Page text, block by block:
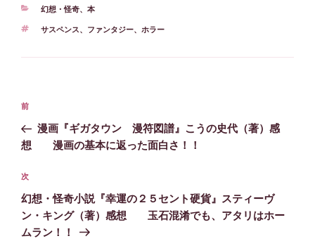
カ
ゴ
ー
幻想・怪奇、 本
タ
サスペンス、 ファンタジー、 ホラー
投
ナ
ゲ
ー
シ
ョ
前
の
投
前
漫画『ギガタウン 漫符図譜』こうの史代（著）感
想 漫画の基本に返った面白さ！！
次
の
投
稿
次
幻想・怪奇小説『幸運の２５セント硬貨』スティーヴ
ン・キング（著）感想 玉石混淆でも、アタリはホー
ムラン！！